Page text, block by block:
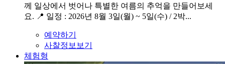
께 일상에서 벗어나 특별한 여름의 추억을 만들어보세
요. 📍 일정 : 2026년 8월 3일(월) ~ 5일(수) / 2박...
예약하기
사찰정보보기
체험형